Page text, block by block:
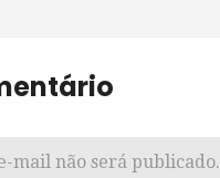
mail não será publicado.